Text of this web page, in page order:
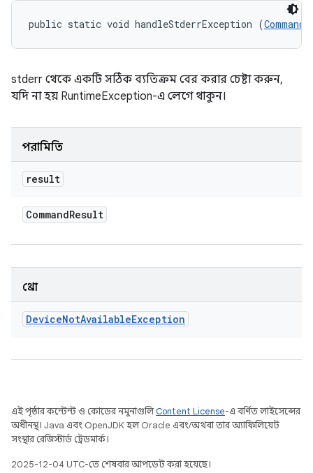
public static void handleStderrException (
stderr থেকে একটি সঠিক ব্যতিক্রম বের করার চেষ্টা করুন,
যদি না হয় RuntimeException-এ লেগে থাকুন।
পরামিতি
result
CommandResult
থ্রো
DeviceNotAvailableException
এই পৃষ্ঠার কন্টেন্ট ও কোডের নমুনাগুলিContent License-এ বর্ণিত লাইসেন্সের
অধীনস্থ। Java এবং OpenJDK হল Oracle এবং/অথবা তার অ্যাফিলিয়েট
সংস্থার রেজিস্টার্ড ট্রেডমার্ক।
2025-12-04 UTC-তে শেষবার আপডেট করা হয়েছে।